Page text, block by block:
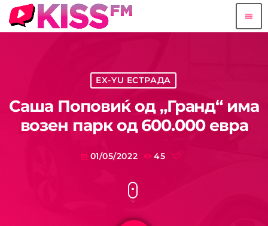
menu
EX-YU ЕСТРАДА
Саша Поповиќ од „Гранд“ има
возен парк од 600.000 евра
today 01/05/2022 45